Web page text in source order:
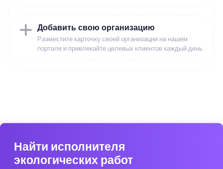
Добавить свою организацию
Разместите карточку своей организации на нашем
портале и привлекайте целевых клиентов каждый день
Найти исполнителя
экологических работ